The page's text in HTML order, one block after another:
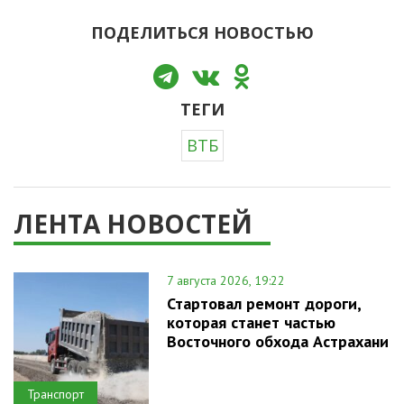
ПОДЕЛИТЬСЯ НОВОСТЬЮ
ТЕГИ
ВТБ
ЛЕНТА НОВОСТЕЙ
Транспорт
7 августа 2026, 19:22
Стартовал ремонт дороги,
которая станет частью
Восточного обхода Астрахани